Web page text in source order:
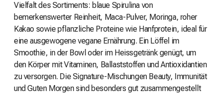
Vielfalt des Sortiments: blaue Spirulina von
bemerkenswerter Reinheit, Maca-Pulver, Moringa, roher
Kakao sowie pflanzliche Proteine wie Hanfprotein, ideal für
eine ausgewogene vegane Ernährung. Ein Löffel im
Smoothie, in der Bowl oder im Heissgetränk genügt, um
den Körper mit Vitaminen, Ballaststoffen und Antioxidantien
zu versorgen. Die Signature-Mischungen Beauty, Immunität
und Guten Morgen sind besonders gut zusammengestellt